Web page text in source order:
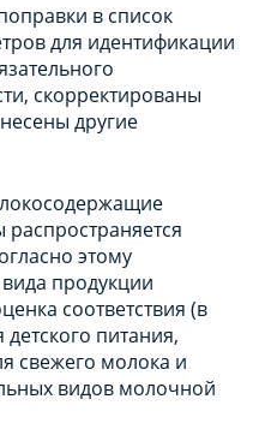
в список
для идентификации
скорректированы
другие
этому
продукции
соответствия (в
питания,
свежего молока и
видов молочной